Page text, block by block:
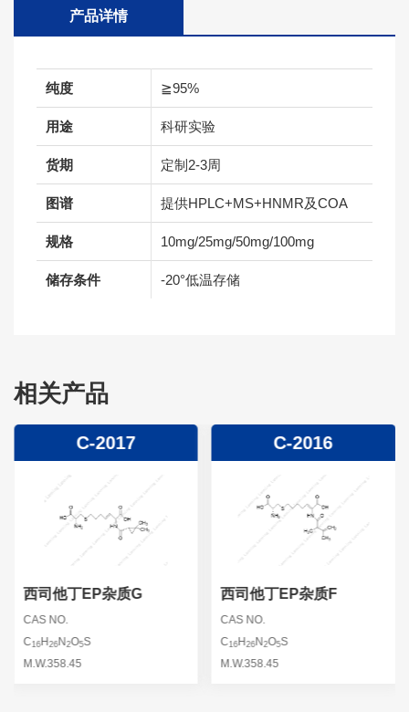
产品详情
纯度 ≧95%
用途 科研实验
货期 定制2-3周
图谱 提供HPLC+MS+HNMR及COA
规格 10mg/25mg/50mg/100mg
储存条件 -20°低温存储
相关产品
C-2017
西司他丁EP杂质G
CAS NO.
C16H26N2O5S
M.W.358.45
C-2016
西司他丁EP杂质F
CAS NO.
C16H26N2O5S
M.W.358.45